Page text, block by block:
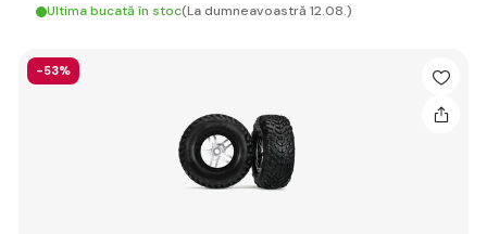
Ultima bucată în stoc(La dumneavoastră 12.08.)
-53%